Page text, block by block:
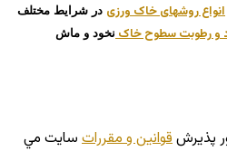
انواع روشهای خاک ورزی در شرایط مختلف
و رطوبت سطوح خاکنخود و ماش
پذيرشقوانين و مقررات سايت مي